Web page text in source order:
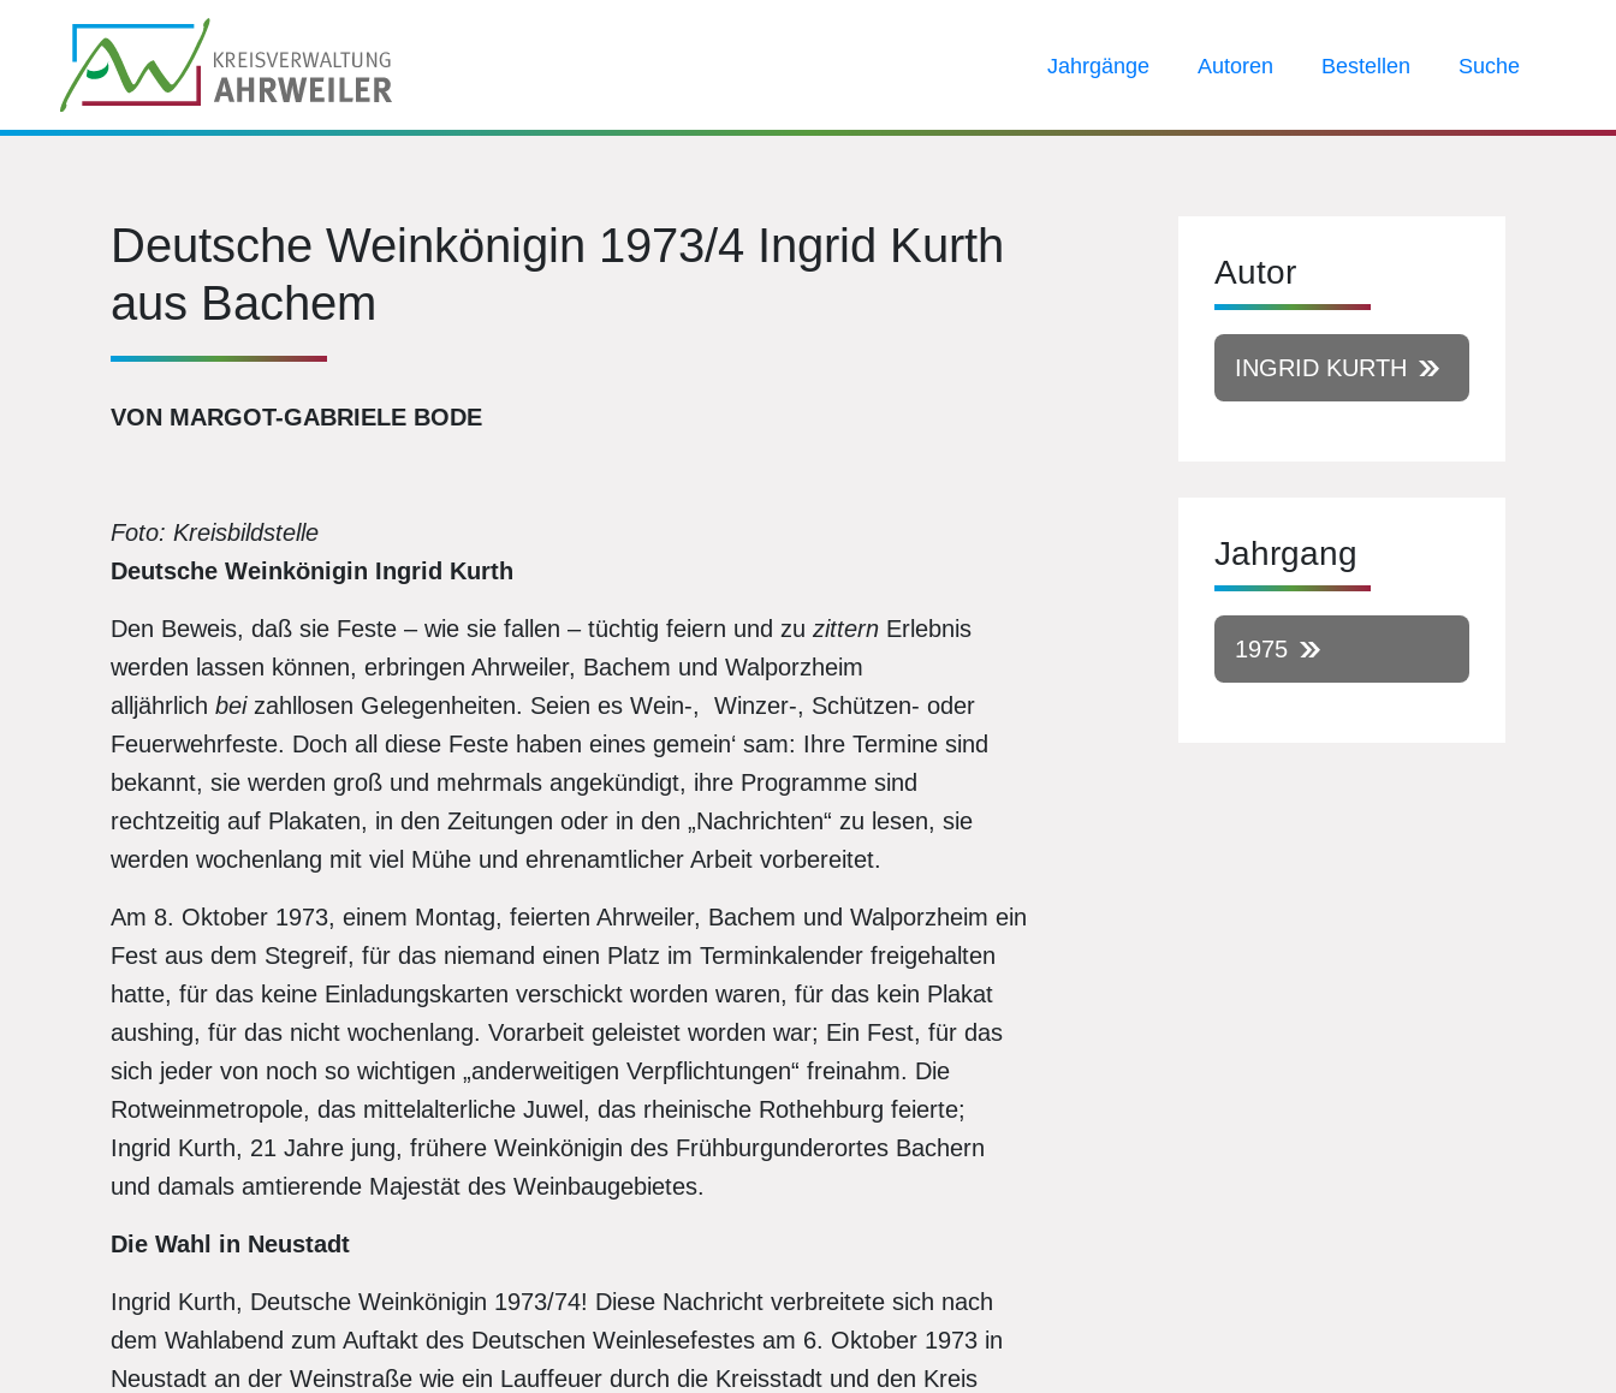
Jahrgänge Autoren Bestellen Suche
Deutsche Weinkönigin 1973/4 Ingrid Kurth
aus Bachem
VON MARGOT-GABRIELE BODE
Foto: Kreisbildstelle
Deutsche Weinkönigin Ingrid Kurth
Den Beweis, daß sie Feste – wie sie fallen – tüchtig feiern und zu zittern Erlebnis
werden lassen können, erbringen Ahrweiler, Bachem und Walporzheim
alljährlich bei zahllosen Gelegenheiten. Seien es Wein-, Winzer-, Schützen- oder
Feuerwehrfeste. Doch all diese Feste haben eines gemein‘ sam: Ihre Termine sind
bekannt, sie werden groß und mehrmals angekündigt, ihre Programme sind
rechtzeitig auf Plakaten, in den Zeitungen oder in den „Nachrichten“ zu lesen, sie
werden wochenlang mit viel Mühe und ehrenamtlicher Arbeit vorbereitet.
Am 8. Oktober 1973, einem Montag, feierten Ahrweiler, Bachem und Walporzheim ein
Fest aus dem Stegreif, für das niemand einen Platz im Terminkalender freigehalten
hatte, für das keine Einladungskarten verschickt worden waren, für das kein Plakat
aushing, für das nicht wochenlang. Vorarbeit geleistet worden war; Ein Fest, für das
sich jeder von noch so wichtigen „anderweitigen Verpflichtungen“ freinahm. Die
Rotweinmetropole, das mittelalterliche Juwel, das rheinische Rothehburg feierte;
Ingrid Kurth, 21 Jahre jung, frühere Weinkönigin des Frühburgunderortes Bachern
und damals amtierende Majestät des Weinbaugebietes.
Die Wahl in Neustadt
Ingrid Kurth, Deutsche Weinkönigin 1973/74! Diese Nachricht verbreitete sich nach
dem Wahlabend zum Auftakt des Deutschen Weinlesefestes am 6. Oktober 1973 in
Neustadt an der Weinstraße wie ein Lauffeuer durch die Kreisstadt und den Kreis
Autor
INGRID KURTH
Jahrgang
1975